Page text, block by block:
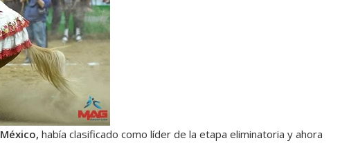
había clasificado como líder de la etapa eliminatoria y ahora